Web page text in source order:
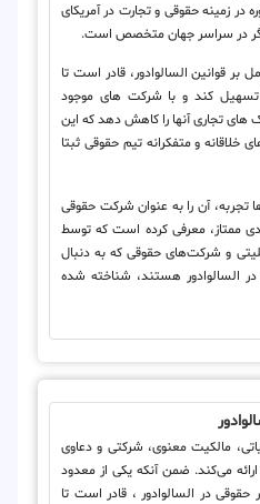
در زمینه حقوقی و تجارت در آمریکای
در سراسر جهان متخصص است.
بر قوانین السالوادور، قادر است تا
کند و با شرکت های موجود
تجاری آنها را کاهش دهد که این
خلاقانه و متفکرانه تیم حقوقی ثبتا
آن را به عنوان شرکت حقوقی
ممتاز، معرفی کرده است که توسط
و شرکت‌های حقوقی که به دنبال
السالوادور هستند، شناخته شده
مالکیت معنوی، شرکتی و دعاوی
می‌کند. ضمن آنکه یکی از معدود
در السالوادور ، قادر است تا